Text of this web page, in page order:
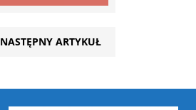
NASTĘPNY ARTYKUŁ